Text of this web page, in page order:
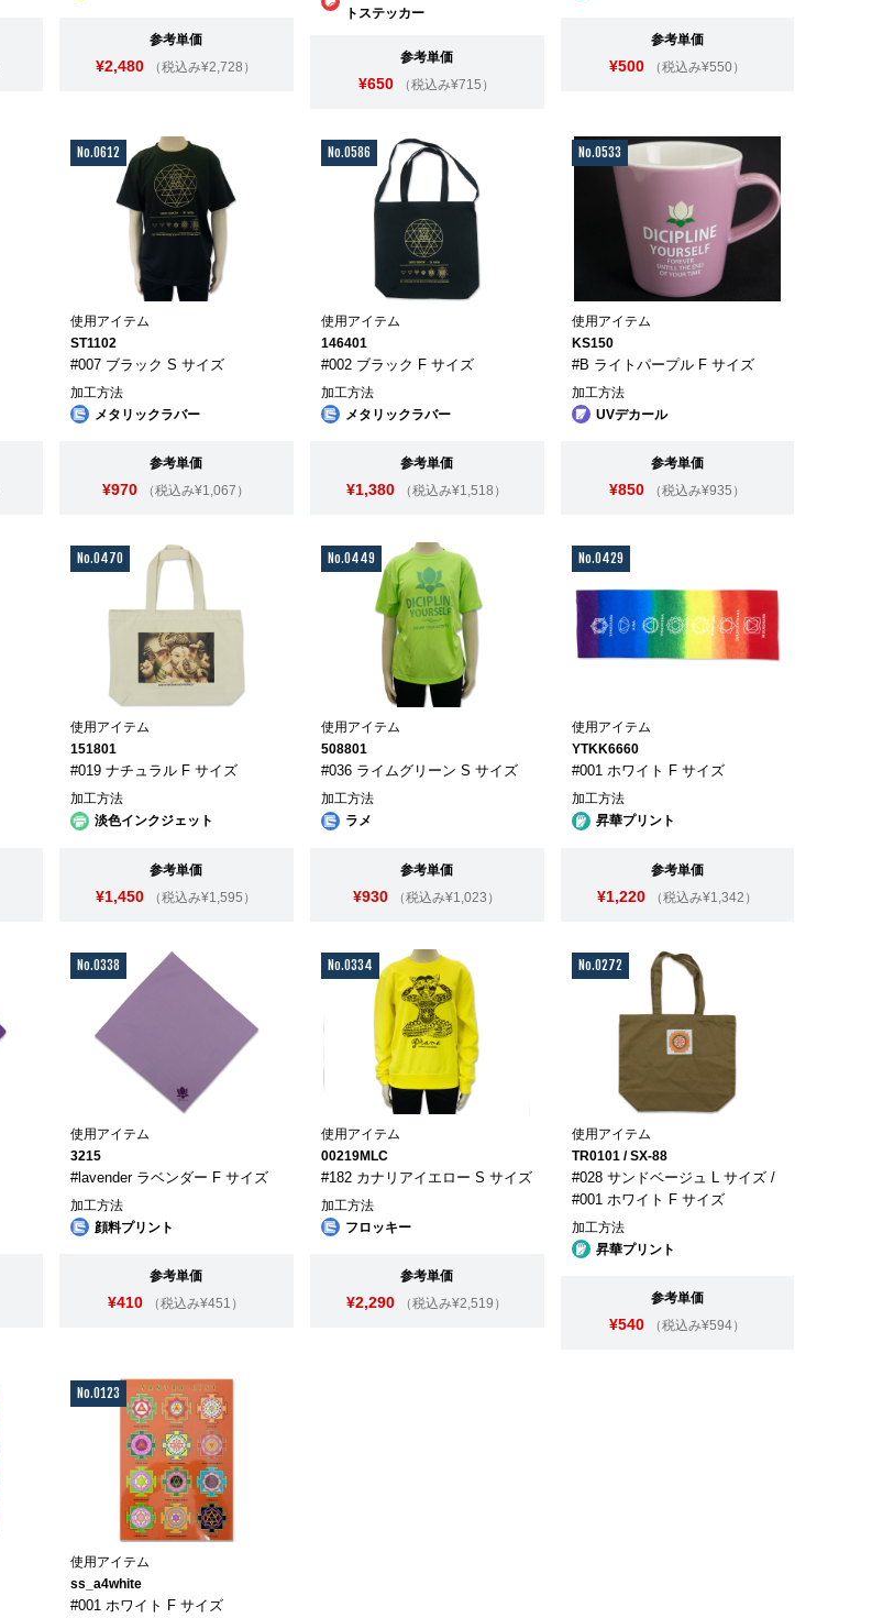
参考単価
¥2,480 （税込み¥2,728）
トステッカー
参考単価
¥650 （税込み¥715）
参考単価
¥500 （税込み¥550）
No.0612
使用アイテム
ST1102
#007 ブラック S サイズ
加工方法
メタリックラバー
参考単価
¥970 （税込み¥1,067）
No.0586
使用アイテム
146401
#002 ブラック F サイズ
加工方法
メタリックラバー
参考単価
¥1,380 （税込み¥1,518）
No.0533
使用アイテム
KS150
#B ライトパープル F サイズ
加工方法
UVデカール
参考単価
¥850 （税込み¥935）
No.0470
使用アイテム
151801
#019 ナチュラル F サイズ
加工方法
淡色インクジェット
参考単価
¥1,450 （税込み¥1,595）
No.0449
使用アイテム
508801
#036 ライムグリーン S サイズ
加工方法
ラメ
参考単価
¥930 （税込み¥1,023）
No.0429
使用アイテム
YTKK6660
#001 ホワイト F サイズ
加工方法
昇華プリント
参考単価
¥1,220 （税込み¥1,342）
No.0338
使用アイテム
3215
#lavender ラベンダー F サイズ
加工方法
顔料プリント
参考単価
¥410 （税込み¥451）
No.0334
使用アイテム
00219MLC
#182 カナリアイエロー S サイズ
加工方法
フロッキー
参考単価
¥2,290 （税込み¥2,519）
No.0272
使用アイテム
TR0101 / SX-88
#028 サンドベージュ L サイズ /
#001 ホワイト F サイズ
加工方法
昇華プリント
参考単価
¥540 （税込み¥594）
No.0123
使用アイテム
ss_a4white
#001 ホワイト F サイズ